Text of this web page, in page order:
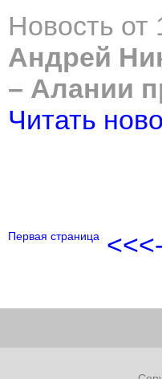
Новость от
Андрей
– Алании
Читать
Первая страница